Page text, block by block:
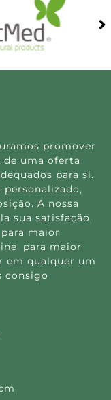
promover
de uma oferta
para si.
A nossa
sua satisfação,
maior
para maior
em qualquer um
consigo